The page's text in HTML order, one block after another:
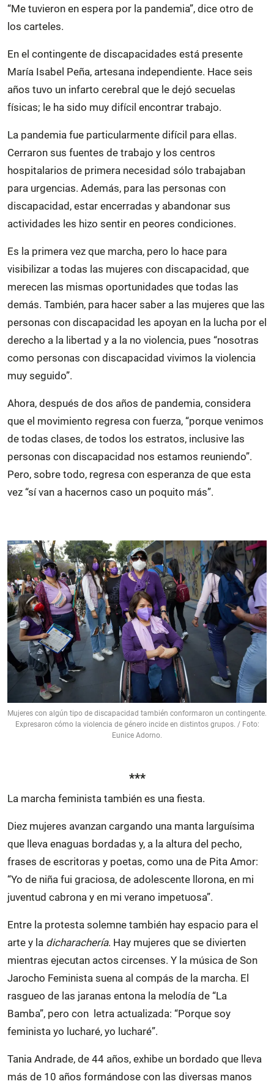
“Me tuvieron en espera por la pandemia”, dice otro de
los carteles.
En el contingente de discapacidades está presente
María Isabel Peña, artesana independiente. Hace seis
años tuvo un infarto cerebral que le dejó secuelas
físicas; le ha sido muy difícil encontrar trabajo.
La pandemia fue particularmente difícil para ellas.
Cerraron sus fuentes de trabajo y los centros
hospitalarios de primera necesidad sólo trabajaban
para urgencias. Además, para las personas con
discapacidad, estar encerradas y abandonar sus
actividades les hizo sentir en peores condiciones.
Es la primera vez que marcha, pero lo hace para
visibilizar a todas las mujeres con discapacidad, que
merecen las mismas oportunidades que todas las
demás. También, para hacer saber a las mujeres que las
personas con discapacidad les apoyan en la lucha por el
derecho a la libertad y a la no violencia, pues “nosotras
como personas con discapacidad vivimos la violencia
muy seguido”.
Ahora, después de dos años de pandemia, considera
que el movimiento regresa con fuerza, “porque venimos
de todas clases, de todos los estratos, inclusive las
personas con discapacidad nos estamos reuniendo”.
Pero, sobre todo, regresa con esperanza de que esta
vez “sí van a hacernos caso un poquito más”.
Mujeres con algún tipo de discapacidad también conformaron un contingente.
Expresaron cómo la violencia de género incide en distintos grupos. / Foto:
Eunice Adorno.
***
La marcha feminista también es una fiesta.
Diez mujeres avanzan cargando una manta larguísima
que lleva enaguas bordadas y, a la altura del pecho,
frases de escritoras y poetas, como una de Pita Amor:
“Yo de niña fui graciosa, de adolescente llorona, en mi
juventud cabrona y en mi verano impetuosa”.
Entre la protesta solemne también hay espacio para el
arte y la dicharachería. Hay mujeres que se divierten
mientras ejecutan actos circenses. Y la música de Son
Jarocho Feminista suena al compás de la marcha. El
rasgueo de las jaranas entona la melodía de “La
Bamba”, pero con letra actualizada: “Porque soy
feminista yo lucharé, yo lucharé”.
Tania Andrade, de 44 años, exhibe un bordado que lleva
más de 10 años formándose con las diversas manos